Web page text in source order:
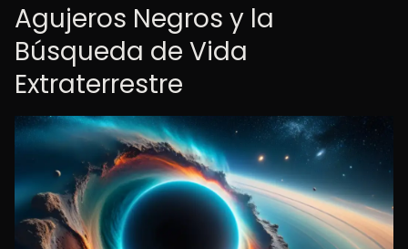
Agujeros Negros y la
Búsqueda de Vida
Extraterrestre